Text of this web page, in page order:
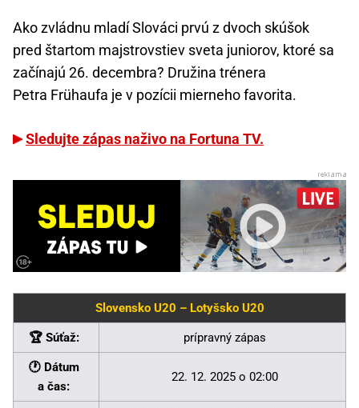
Ako zvládnu mladí Slováci prvú z dvoch skúšok
pred štartom majstrovstiev sveta juniorov, ktoré sa
začínajú 26. decembra? Družina trénera
Petra Frühaufa je v pozícii mierneho favorita.
Sledujte zápas naživo na Fortuna TV.
Slovensko U20 – Lotyšsko U20
🏆 Súťaž: prípravný zápas
🕐 Dátum
a čas:
22. 12. 2025 o 02:00